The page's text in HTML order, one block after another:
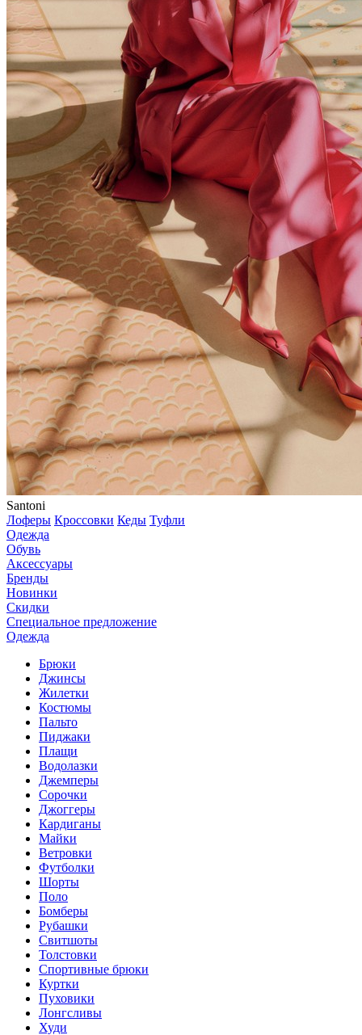
Santoni
Лоферы Кроссовки Кеды Туфли
Одежда
Обувь
Аксессуары
Бренды
Новинки
Скидки
Специальное предложение
Одежда
Брюки
Джинсы
Жилетки
Костюмы
Пальто
Пиджаки
Плащи
Водолазки
Джемперы
Сорочки
Джоггеры
Кардиганы
Майки
Ветровки
Футболки
Шорты
Поло
Бомберы
Рубашки
Свитшоты
Толстовки
Спортивные брюки
Куртки
Пуховики
Лонгсливы
Худи